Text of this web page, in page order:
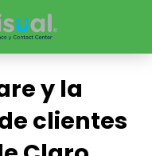
y la
clientes